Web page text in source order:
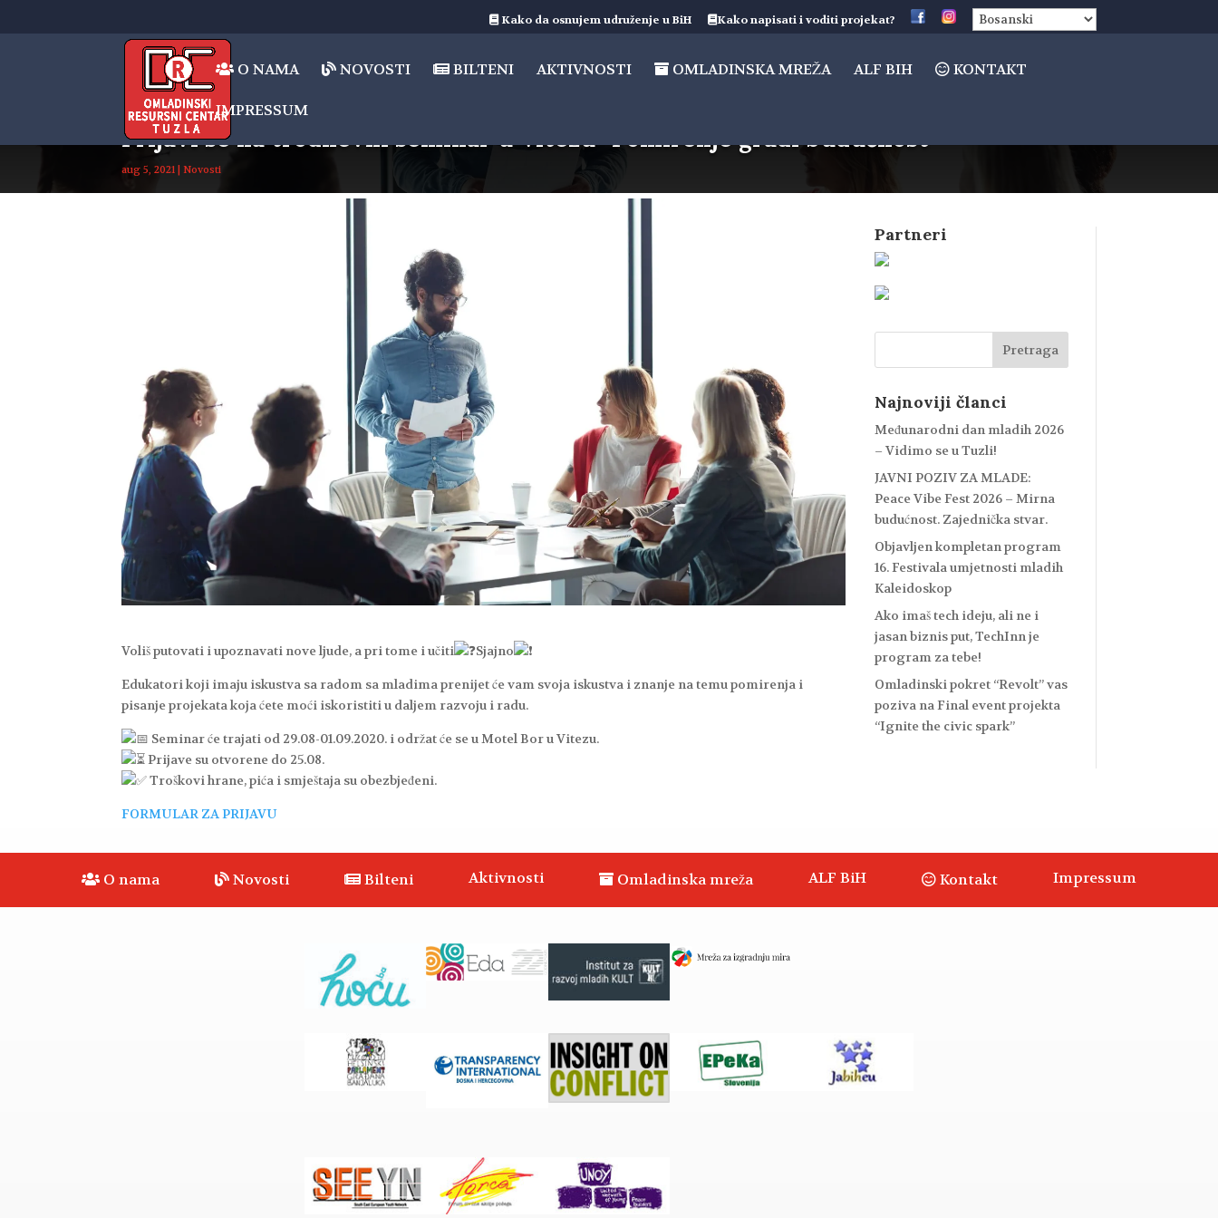
Kako da osnujem udruženje u BiH Kako napisati i voditi projekat?
O NAMA NOVOSTI BILTENI AKTIVNOSTI OMLADINSKA MREŽA ALF BIH KONTAKT
IMPRESSUM
Prijavi se na trodnevni seminar u Vitezu “Pomirenje gradi budućnost”
aug 5, 2021 |Novosti
Voliš putovati i upoznavati nove ljude, a pri tome i učiti Sjajno
Edukatori koji imaju iskustva sa radom sa mladima prenijet će vam svoja iskustva i znanje na temu pomirenja i
pisanje projekata koja ćete moći iskoristiti u daljem razvoju i radu.
Seminar će trajati od 29.08-01.09.2020. i održat će se u Motel Bor u Vitezu.
Prijave su otvorene do 25.08.
Troškovi hrane, pića i smještaja su obezbjeđeni.
FORMULAR ZA PRIJAVU
Partneri
Najnoviji članci
Međunarodni dan mladih 2026
– Vidimo se u Tuzli!
JAVNI POZIV ZA MLADE:
Peace Vibe Fest 2026 – Mirna
budućnost. Zajednička stvar.
Objavljen kompletan program
16. Festivala umjetnosti mladih
Kaleidoskop
Ako imaš tech ideju, ali ne i
jasan biznis put, TechInn je
program za tebe!
Omladinski pokret “Revolt” vas
poziva na Final event projekta
“Ignite the civic spark”
O nama Novosti Bilteni Aktivnosti Omladinska mreža ALF BiH Kontakt Impressum